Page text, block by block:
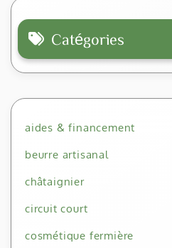
Catégories
aides & financement
beurre artisanal
châtaignier
circuit court
cosmétique fermière